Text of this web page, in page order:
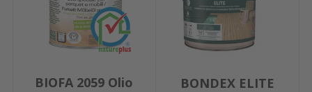
BIOFA 2059 Olio
BONDEX ELITE